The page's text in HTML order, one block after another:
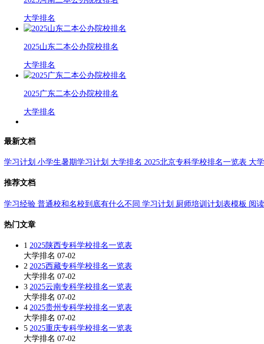
大学排名
2025山东二本公办院校排名
大学排名
2025广东二本公办院校排名
大学排名
最新文档
学习计划 小学生暑期学习计划 大学排名 2025北京专科学校排名一览表 大
推荐文档
学习经验 普通校和名校到底有什么不同 学习计划 厨师培训计划表模板 阅
热门文章
1 2025陕西专科学校排名一览表
大学排名 07-02
2 2025西藏专科学校排名一览表
大学排名 07-02
3 2025云南专科学校排名一览表
大学排名 07-02
4 2025贵州专科学校排名一览表
大学排名 07-02
5 2025重庆专科学校排名一览表
大学排名 07-02